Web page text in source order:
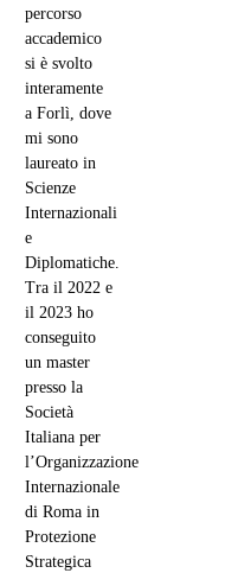
percorso
accademico
si è svolto
interamente
a Forlì, dove
mi sono
laureato in
Scienze
Internazionali
e
Diplomatiche.
Tra il 2022 e
il 2023 ho
conseguito
un master
presso la
Società
Italiana per
l’Organizzazione
Internazionale
di Roma in
Protezione
Strategica